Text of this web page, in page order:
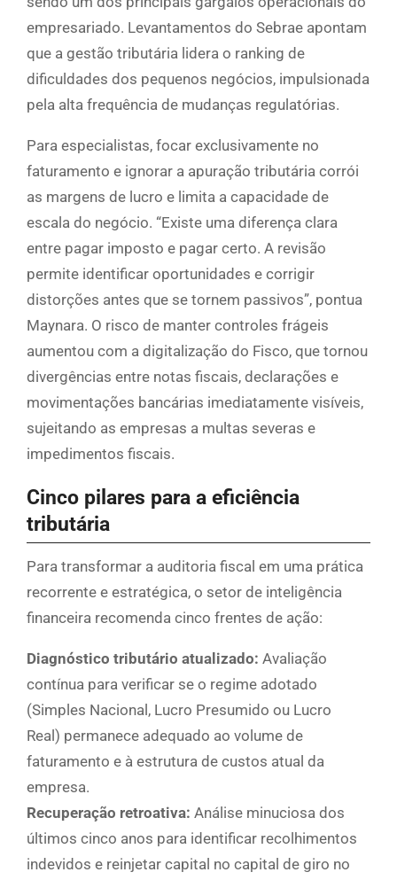
empresariado. Levantamentos do Sebrae apontam
que a gestão tributária lidera o ranking de
dificuldades dos pequenos negócios, impulsionada
pela alta frequência de mudanças regulatórias.
Para especialistas, focar exclusivamente no
faturamento e ignorar a apuração tributária corrói
as margens de lucro e limita a capacidade de
escala do negócio. “Existe uma diferença clara
entre pagar imposto e pagar certo. A revisão
permite identificar oportunidades e corrigir
distorções antes que se tornem passivos”, pontua
Maynara. O risco de manter controles frágeis
aumentou com a digitalização do Fisco, que tornou
divergências entre notas fiscais, declarações e
movimentações bancárias imediatamente visíveis,
sujeitando as empresas a multas severas e
impedimentos fiscais.
Cinco pilares para a eficiência
tributária
Para transformar a auditoria fiscal em uma prática
recorrente e estratégica, o setor de inteligência
financeira recomenda cinco frentes de ação:
Diagnóstico tributário atualizado: Avaliação
contínua para verificar se o regime adotado
(Simples Nacional, Lucro Presumido ou Lucro
Real) permanece adequado ao volume de
faturamento e à estrutura de custos atual da
empresa.
Recuperação retroativa: Análise minuciosa dos
últimos cinco anos para identificar recolhimentos
indevidos e reinjetar capital no capital de giro no